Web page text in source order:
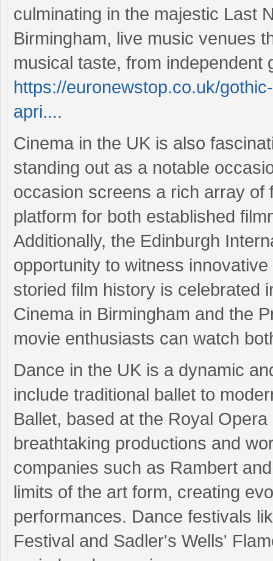
culminating in the majestic Last
Birmingham, live music venues
musical taste, from
https://euronewstop.co.uk/
apri....
Cinema in the UK is also
standing out as a notable
occasion screens a rich array of
platform for both established
Additionally, the Edinburgh
opportunity to witness
storied film history is celebrated
Cinema in Birmingham and the
movie enthusiasts can watch
Dance in the UK is a dynamic
include traditional ballet to
Ballet, based at the Royal
breathtaking productions and
companies such as Rambert
limits of the art form, creating
performances. Dance festivals
Festival and Sadler's Wells'